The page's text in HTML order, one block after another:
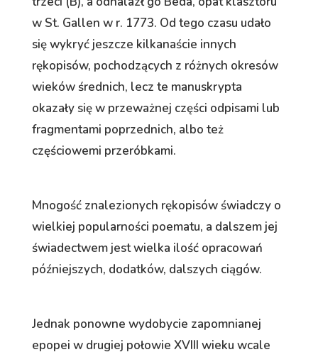
w St. Gallen w r. 1773. Od tego czasu udało
się wykryć jeszcze kilkanaście innych
rękopisów, pochodzących z różnych okresów
wieków średnich, lecz te manuskrypta
okazały się w przeważnej części odpisami lub
fragmentami poprzednich, albo też
częściowemi przeróbkami.
Mnogość znalezionych rękopisów świadczy o
wielkiej popularności poematu, a dalszem jej
świadectwem jest wielka ilość opracowań
późniejszych, dodatków, dalszych ciągów.
Jednak ponowne wydobycie zapomnianej
epopei w drugiej połowie XVIII wieku wcale